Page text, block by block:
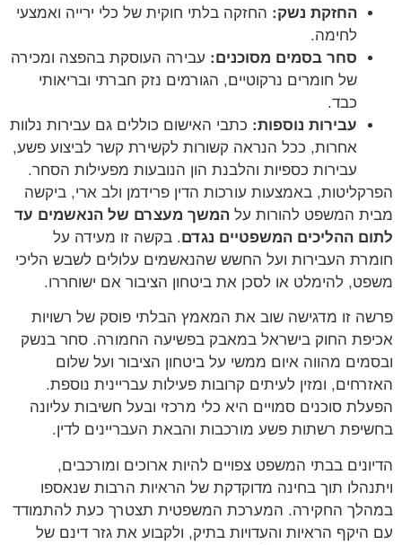
החזקת נשק: החזקה בלתי חוקית של כלי ירייה ואמצעי
לחימה.
סחר בסמים מסוכנים: עבירה העוסקת בהפצה ומכירה
של חומרים נרקוטיים, הגורמים נזק חברתי ובריאותי
כבד.
עבירות נוספות: כתבי האישום כוללים גם עבירות נלוות
אחרות, ככל הנראה קשורות לקשירת קשר לביצוע פשע,
עבירות כספיות והלבנת הון הנובעות מפעילות הסחר.
הפרקליטות, באמצעות עורכות הדין פרידמן ולב ארי, ביקשה
מבית המשפט להורות על המשך מעצרם של הנאשמים עד
לתום ההליכים המשפטיים נגדם. בקשה זו מעידה על
חומרת העבירות ועל החשש שהנאשמים עלולים לשבש הליכי
משפט, להימלט או לסכן את ביטחון הציבור אם ישוחררו.
פרשה זו מדגישה שוב את המאמץ הבלתי פוסק של רשויות
אכיפת החוק בישראל במאבק בפשיעה החמורה. סחר בנשק
ובסמים מהווה איום ממשי על ביטחון הציבור ועל שלום
האזרחים, ומזין לעיתים קרובות פעילות עבריינית נוספת.
הפעלת סוכנים סמויים היא כלי מרכזי ובעל חשיבות עליונה
בחשיפת רשתות פשע מורכבות והבאת העבריינים לדין.
הדיונים בבתי המשפט צפויים להיות ארוכים ומורכבים,
ויתנהלו תוך בחינה מדוקדקת של הראיות הרבות שנאספו
במהלך החקירה. המערכת המשפטית תצטרך כעת להתמודד
עם היקף הראיות והעדויות בתיק, ולקבוע את גזר דינם של